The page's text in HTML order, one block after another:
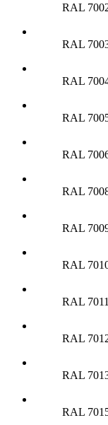
RAL
RAL
RAL
RAL
RAL
RAL
RAL
RAL
RAL 7011
RAL
RAL
RAL